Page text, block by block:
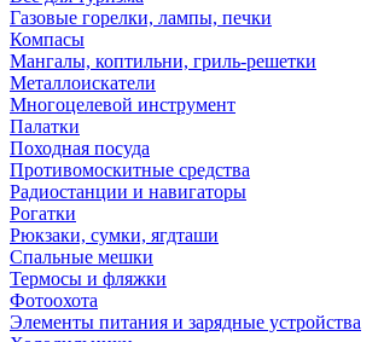
Газовые горелки, лампы, печки
Компасы
Мангалы, коптильни, гриль-решетки
Металлоискатели
Многоцелевой инструмент
Палатки
Походная посуда
Противомоскитные средства
Радиостанции и навигаторы
Рогатки
Рюкзаки, сумки, ягдташи
Спальные мешки
Термосы и фляжки
Фотоохота
Элементы питания и зарядные устройства